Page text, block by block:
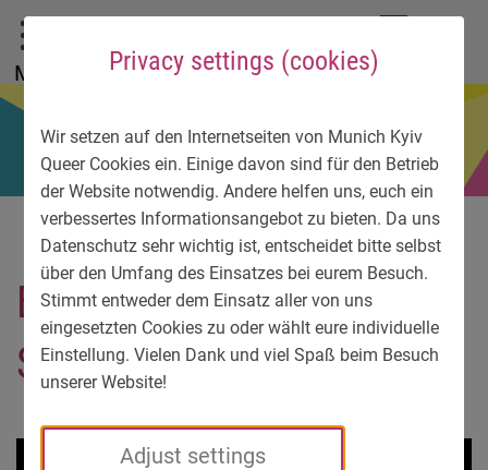
Privacy settings (cookies)
Wir setzen auf den Internetseiten von Munich Kyiv
Queer Cookies ein. Einige davon sind für den Betrieb
der Website notwendig. Andere helfen uns, euch ein
verbessertes Informationsangebot zu bieten. Da uns
Datenschutz sehr wichtig ist, entscheidet bitte selbst
über den Umfang des Einsatzes bei eurem Besuch.
Stimmt entweder dem Einsatz aller von uns
eingesetzten Cookies zu oder wählt eure individuelle
Einstellung. Vielen Dank und viel Spaß beim Besuch
unserer Website!
Adjust settings
To main menu
To language menu
To search
To content
To service information
Menu
EMU-Logo-Schwarz-by-
Stanislav-Mishchenko